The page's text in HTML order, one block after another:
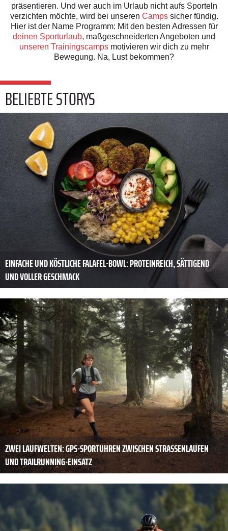
präsentieren. Und wer auch im Urlaub nicht aufs Sporteln
verzichten möchte, wird bei unseren Campssicher fündig.
Hier ist der Name Programm: Mit den besten Adressen für
deinen Sporturlaub, maßgeschneiderten Angeboten und
unseren Trainingscamps motivieren wir dich zu mehr
Bewegung. Na, Lust bekommen?
BELIEBTE STORYS
EINFACHE UND KÖSTLICHE FALAFEL-BOWL: PROTEINREICH, SÄTTIGEND
UND VOLLER GESCHMACK
ZWEI LAUFWELTEN: GPS-SPORTUHREN ZWISCHEN STRASSENLAUFEN U
ND TRAILRUNNING-EINSATZ